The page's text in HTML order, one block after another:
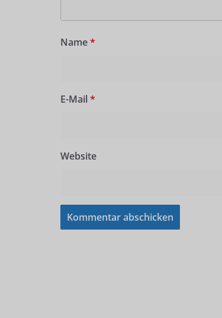
Name*
E-Mail *
Website